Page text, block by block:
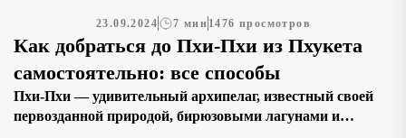
23.09.2024 7 мин 1476 просмотров
Как добраться до Пхи-Пхи из Пхукета
самостоятельно: все способы
Пхи-Пхи — удивительный архипелаг, известный своей
первозданной природой, бирюзовыми лагунами и